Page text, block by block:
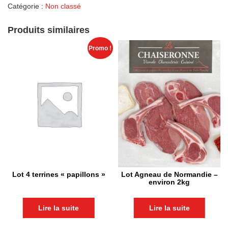
Catégorie : Non classé
Produits similaires
Promo !
Lot 4 terrines « papillons »
Lire la suite
Lot Agneau de Normandie –
environ 2kg
Lire la suite